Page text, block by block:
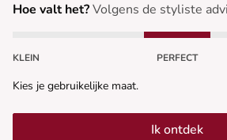
Hoe valt het?Volgens de styliste
KLEIN PERFECT
Kies je gebruikelijke maat.
Ik ontdek